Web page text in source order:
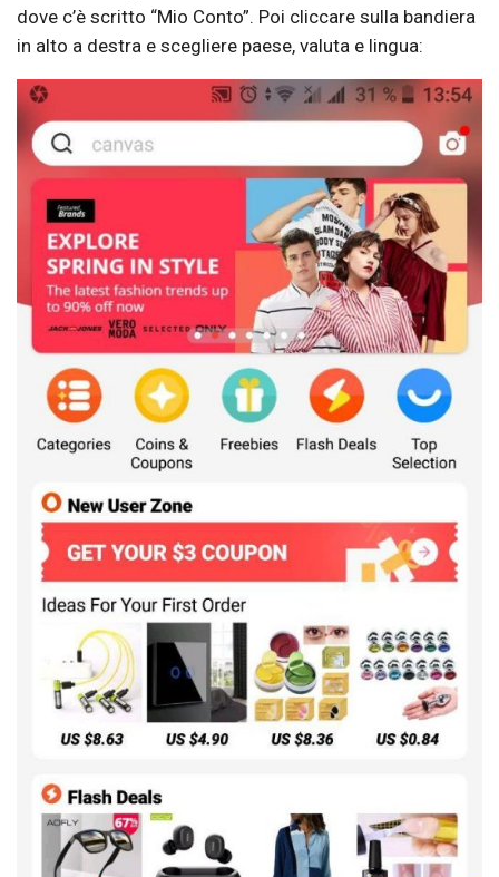
dove c’è scritto “Mio Conto”. Poi cliccare sulla bandiera
in alto a destra e scegliere paese, valuta e lingua: